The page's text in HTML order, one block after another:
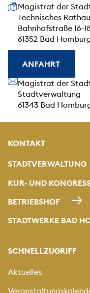
Unsere Anschrift
Magistrat der
Technisches
Bahnhofstraße 16-
61352 Bad
ANFAHRT
Unsere Anschrift
Magistrat der
Stadtverwaltung
61343 Bad
KONTAKT
STADTVERWALTUNG
KUR- UND
BETRIEBSHOF
STADTWERKE BAD
SCHNELLZUGRIFF
Aktuelles